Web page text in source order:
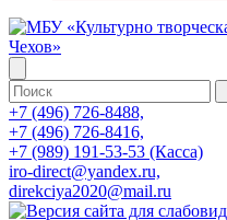
+7 (496) 726-8488,
+7 (496) 726-8416,
+7 (989) 191-53-53 (Касса)
iro-direct@yandex.ru,
direkciya2020@mail.ru